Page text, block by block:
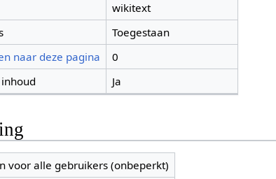
wikitext
Toegestaan
naar deze pagina
0
Ja
voor alle gebruikers (onbeperkt)